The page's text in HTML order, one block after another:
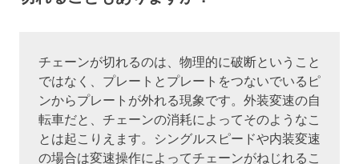
チェーンが切れるのは、物理的に破断ということ
ではなく、プレートとプレートをつないでいるピ
ンからプレートが外れる現象です。外装変速の自
転車だと、チェーンの消耗によってそのようなこ
とは起こりえます。シングルスピードや内装変速
の場合は変速操作によってチェーンがねじれるこ